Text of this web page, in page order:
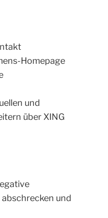
Homepage
und
über XING
und